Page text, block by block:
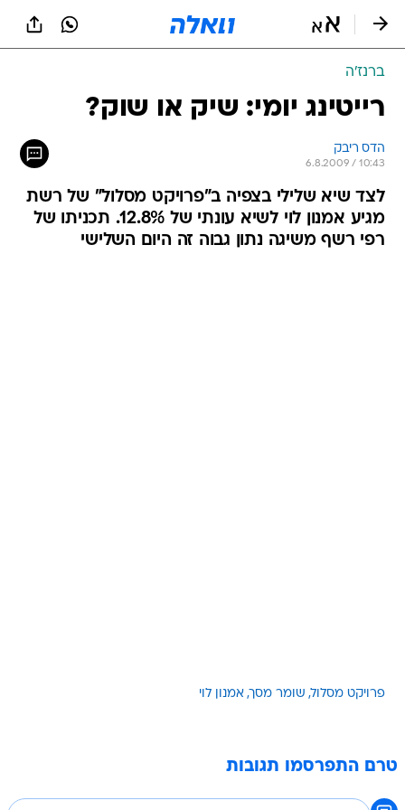
ברנז'ה
רייטינג יומי: שיק או שוק?
הדס ריבק
6.8.2009 / 10:43
לצד שיא שלילי בצפיה ב"פרויקט מסלול" של רשת
מגיע אמנון לוי לשיא עונתי של 12.8%. תכניתו של
רפי רשף משיגה נתון גבוה זה היום השלישי
פרויקט מסלול שומר מסך אמנון לוי
טרם התפרסמו תגובות